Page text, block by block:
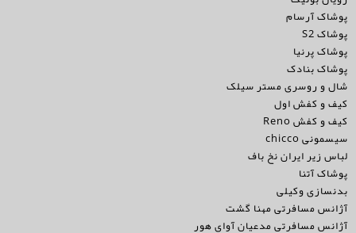
پوشاک آرسام
پوشاک S2
پوشاک پرنیا
پوشاک بنادک
شال و روسری مستر سیلک
کیف و کفش اول
کیف و کفش Reno
سیسمونی chicco
لباس زیر ایران نخ باف
پوشاک آتنا
بدنسازی وکیلی
آژانس مسافرتی مهنا گشت
آژانس مسافرتی مدعیان آوای هور